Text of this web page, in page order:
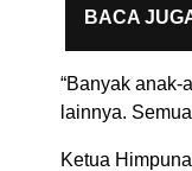
BACA
“Banyak anak-
lainnya.
Ketua